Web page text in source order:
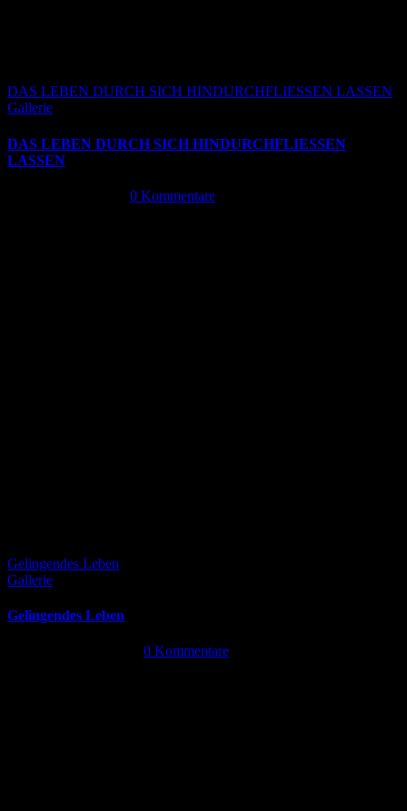
DAS LEBEN DURCH SICH HINDURCHFLIESSEN LASSEN
Gallerie
DAS LEBEN DURCH SICH HINDURCHFLIESSEN
LASSEN
0 Kommentare
Gelingendes Leben
Gallerie
Gelingendes Leben
0 Kommentare